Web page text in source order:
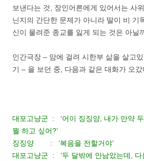
보낸다는 것, 장인어른에게 있어서는 사
닌지의 간단한 문제가 아니라 딸이 비 기
신이 물려준 종교를 잃게 되는 것은 아닐
인간극장 – 암에 걸려 시한부 삶을 살고
기 – 을 보던 중, 다음과 같은 대화가 오갔
대포고냥군 : ‘어이 징징양, 내가 만약
뭘 하고 싶어?’
징징양 : ‘복음을 전할거야’
대포고냥군 : ‘두 달밖에 안남았는데, 다